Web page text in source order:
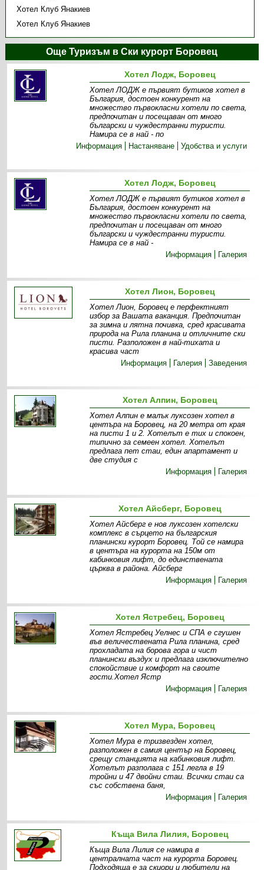
Хотел Клуб Янакиев
Хотел Клуб Янакиев
Още Туризъм в Ски курорт Боровец
Хотел Лодж, Боровец
Хотел ЛОДЖ е първият бутиков хотел в
България, достоен конкурент на
множество първокласни хотели по света,
предпочитан и посещаван от много
български и чуждестранни туристи.
Намира се в най - по
Информация
Настаняване Удобства и услуги
Хотел Лодж, Боровец
Хотел ЛОДЖ е първият бутиков хотел в
България, достоен конкурент на
множество първокласни хотели по света,
предпочитан и посещаван от много
български и чуждестранни туристи.
Намира се в най -
Информация
Галерия
Хотел Лион, Боровец
Хотел Лион, Боровец е перфектният
избор за Вашата ваканция. Предпочитан
за зимна и лятна почивка, сред красивата
природа на Рила планина и отличните ски
писти. Разположен в най-тихата и
красива част
Информация
Галерия Заведения
Хотел Алпин, Боровец
Хотел Алпин е малък луксозен хотел в
центъра на Боровец, на 20 метра от края
на писти 1 и 2. Хотелът е тих и спокоен,
типично за семеен хотел. Хотелът
предлага пет стаи, един апартамент и
две студия с
Информация
Галерия
Хотел Айсберг, Боровец
Хотел Айсберг e нов луксозен хотелски
комплекс в сърцето на българския
планински курорт Боровец. Той се намира
в центъра на курорта на 150м от
кабинковия лифт, до единствената
църква в района. Айсберг
Информация
Галерия
Хотел Ястребец, Боровец
Хотел Ястребец Уелнес и СПА e сгушен
във величествената Рила планина, сред
прохладата на борова гора и чист
планински въздух и предлага изключително
спокойствие и комфорт на своите
гости.Хотел Ястр
Информация
Галерия
Хотел Mура, Боровец
Хотел Мура е тризвезден хотел,
разположен в самия център на Боровец,
срещу станцията на кабинковия лифт.
Хотелът разполага с 151 легла в 19
тройни и 47 двойни стаи. Всички стаи са
със собствена баня,
Информация
Галерия
Къща Вила Лилия, Боровец
Къща Вила Лилия се намира в
централната част на курорта Боровец.
Подходяща е за скиори и любители на